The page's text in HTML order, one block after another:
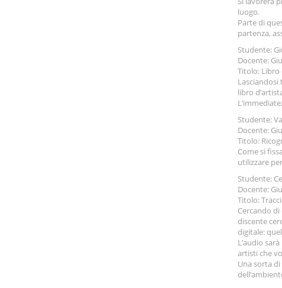
luogo.
Parte di
partenza,
Studente:
Docente:
Titolo: Libro
libro
Studente:
Docente:
Titolo:
Come si
utilizzare
Studente:
Docente:
Titolo:
Cercando
discente
digitale:
L’audio
artisti che
Una sorta